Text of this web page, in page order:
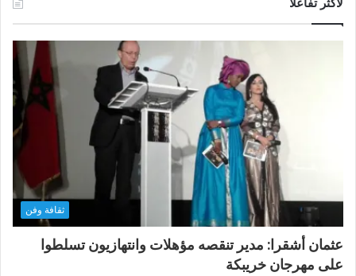
ثقافة وفن
عثمان أشقرا: مدير تنقصه مؤهلات وانتهازيون تسلطوا
على مهرجان خريبكة